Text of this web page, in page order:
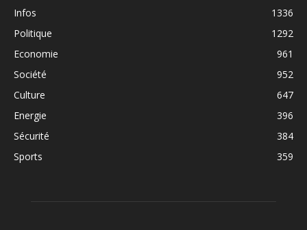
Infos
1336
Politique
1292
Economie
961
Société
952
Culture
647
Energie
396
Sécurité
384
Sports
359